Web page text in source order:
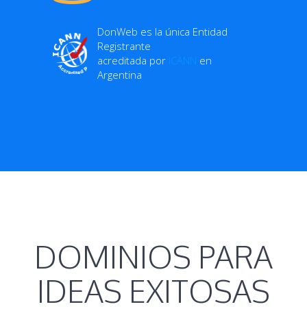
DonWeb es la única Entidad
Registrante
acreditada por ICANN en
Argentina
DOMINIOS PARA
IDEAS EXITOSAS